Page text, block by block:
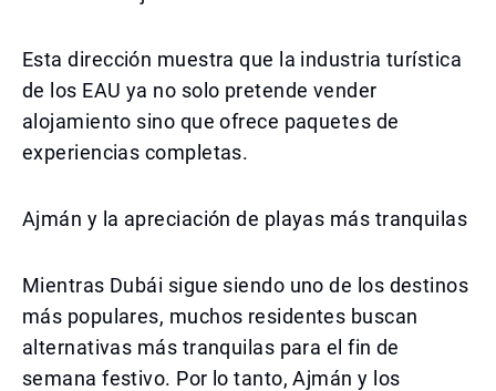
Esta dirección muestra que la industria turística
de los EAU ya no solo pretende vender
alojamiento sino que ofrece paquetes de
experiencias completas.
Ajmán y la apreciación de playas más tranquilas
Mientras Dubái sigue siendo uno de los destinos
más populares, muchos residentes buscan
alternativas más tranquilas para el fin de
semana festivo. Por lo tanto, Ajmán y los